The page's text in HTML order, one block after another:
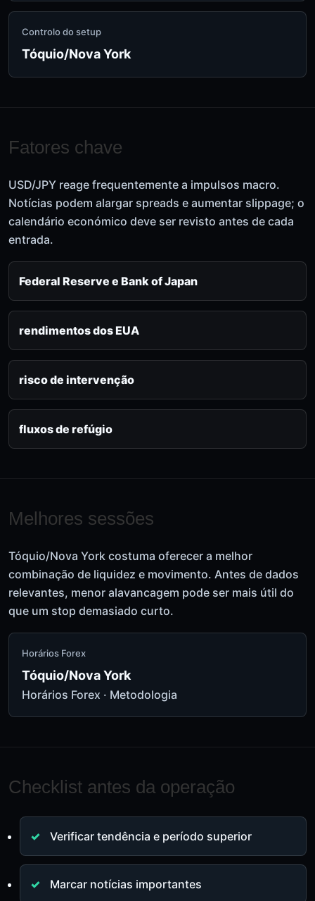
Controlo do setup
Tóquio/Nova York
Fatores chave
USD/JPY reage frequentemente a impulsos macro.
Notícias podem alargar spreads e aumentar slippage; o
calendário económico deve ser revisto antes de cada
entrada.
Federal Reserve e Bank of Japan
rendimentos dos EUA
risco de intervenção
fluxos de refúgio
Melhores sessões
Tóquio/Nova York costuma oferecer a melhor
combinação de liquidez e movimento. Antes de dados
relevantes, menor alavancagem pode ser mais útil do
que um stop demasiado curto.
Horários Forex
Tóquio/Nova York
Horários Forex · Metodologia
Checklist antes da operação
Verificar tendência e período superior
Marcar notícias importantes